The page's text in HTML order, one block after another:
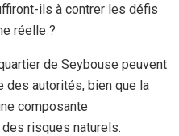
ils à contrer les défis
réelle ?
de Seybouse peuvent
des autorités, bien que la
composante
risques naturels.